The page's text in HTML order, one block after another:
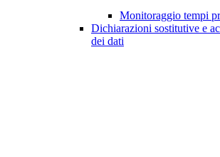
Monitoraggio tempi
Dichiarazioni sostitutive e
dei dati